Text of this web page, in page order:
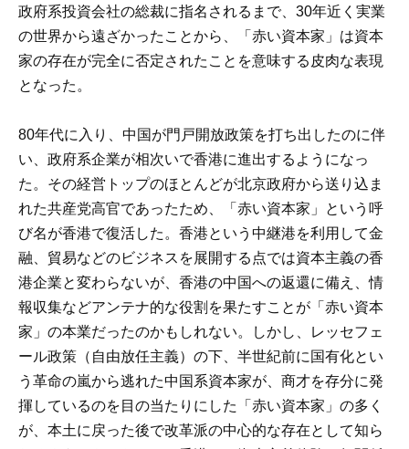
政府系投資会社の総裁に指名されるまで、30年近く実業
の世界から遠ざかったことから、「赤い資本家」は資本
家の存在が完全に否定されたことを意味する皮肉な表現
となった。
80年代に入り、中国が門戸開放政策を打ち出したのに伴
い、政府系企業が相次いで香港に進出するようになっ
た。その経営トップのほとんどが北京政府から送り込ま
れた共産党高官であったため、「赤い資本家」という呼
び名が香港で復活した。香港という中継港を利用して金
融、貿易などのビジネスを展開する点では資本主義の香
港企業と変わらないが、香港の中国への返還に備え、情
報収集などアンテナ的な役割を果たすことが「赤い資本
家」の本業だったのかもしれない。しかし、レッセフェ
ール政策（自由放任主義）の下、半世紀前に国有化とい
う革命の嵐から逃れた中国系資本家が、商才を存分に発
揮しているのを目の当たりにした「赤い資本家」の多く
が、本土に戻った後で改革派の中心的な存在として知ら